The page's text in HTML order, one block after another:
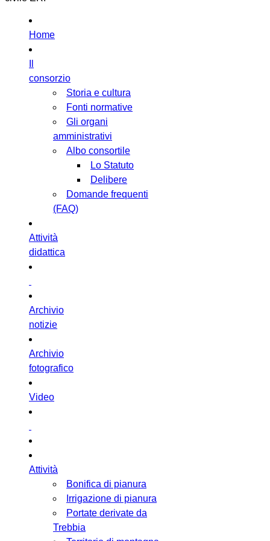
Home
consorzio
Storia e cultura
Fonti normative
Gli organi
amministrativi
Albo consortile
Lo Statuto
Delibere
Domande frequenti
(FAQ)
Attività
didattica
Archivio
notizie
Archivio
fotografico
Video
Attività
Bonifica di pianura
Irrigazione di pianura
Portate derivate da
Trebbia